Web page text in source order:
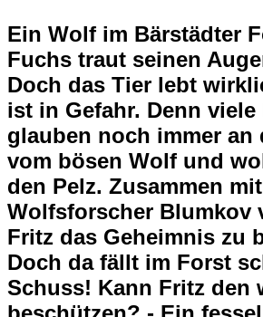
Ein Wolf im Bärstädter
Fuchs traut seinen
Doch das Tier lebt
ist in Gefahr. Denn viele
glauben noch immer an
vom bösen Wolf und
den Pelz. Zusammen mit
Wolfsforscher Blumkov
Fritz das Geheimnis zu
Doch da fällt im Forst
Schuss! Kann Fritz den